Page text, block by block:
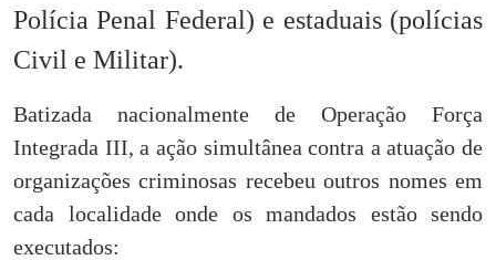
Polícia Penal Federal) e estaduais (polícias
Civil e Militar).
Batizada nacionalmente de Operação Força
Integrada III, a ação simultânea contra a atuação de
organizações criminosas recebeu outros nomes em
cada localidade onde os mandados estão sendo
executados: